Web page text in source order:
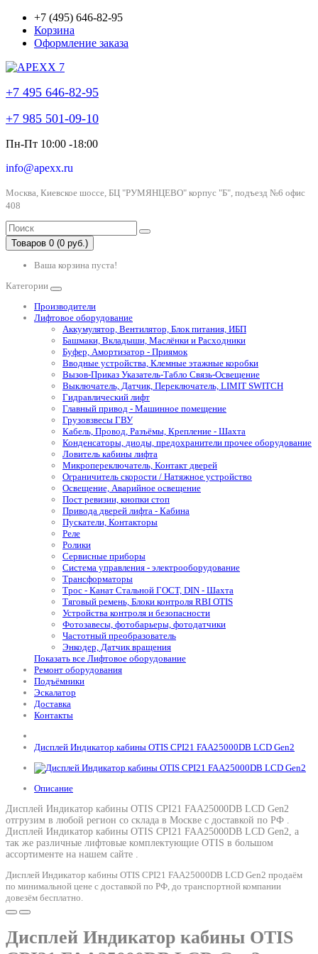
+7 (495) 646-82-95
Корзина
Оформление заказа
+7 495 646-82-95
+7 985 501-09-10
Пн-Пт 10:00 -18:00
info@apexx.ru
Москва, Киевское шоссе, БЦ "РУМЯНЦЕВО" корпус "Б", подъезд №6 офис
408
Товаров 0 (0 руб.)
Ваша корзина пуста!
Категории
Производители
Лифтовое оборудование
Аккумулятор, Вентилятор, Блок питания, ИБП
Башмаки, Вкладыши, Маслёнки и Расходники
Буфер, Амортизатор - Приямок
Вводные устройства, Клемные этажные коробки
Вызов-Приказ Указатель-Табло Связь-Освещение
Выключатель, Датчик, Переключатель, LIMIT SWITCH
Гидравлический лифт
Главный привод - Машинное помещение
Грузовзвесы ГВУ
Кабель, Провод, Разъёмы, Крепление - Шахта
Конденсаторы, диоды, предохранители прочее оборудование
Ловитель кабины лифта
Микропереключатель, Контакт дверей
Ограничитель скорости / Натяжное устройство
Освещение, Аварийное освещение
Пост ревизии, кнопки стоп
Привода дверей лифта - Кабина
Пускатели, Контакторы
Реле
Ролики
Сервисные приборы
Система управления - электрооборудование
Трансформаторы
Трос - Канат Стальной ГОСТ, DIN - Шахта
Тяговый ремень, Блоки контроля RBI OTIS
Устройства контроля и безопасности
Фотозавесы, фотобарьеры, фотодатчики
Частотный преобразователь
Энкодер, Датчик вращения
Показать все Лифтовое оборудование
Ремонт оборудования
Подъёмники
Эскалатор
Доставка
Контакты
Дисплей Индикатор кабины OTIS CPI21 FAA25000DB LCD Gen2
Описание
Дисплей Индикатор кабины OTIS CPI21 FAA25000DB LCD Gen2
отгрузим в любой регион со склада в Москве с доставкой по РФ .
Дисплей Индикатор кабины OTIS CPI21 FAA25000DB LCD Gen2, а
так же различные лифтовые комплектующие OTIS в большом
ассортименте на нашем сайте .
Дисплей Индикатор кабины OTIS CPI21 FAA25000DB LCD Gen2 продаём
по минимальной цене с доставкой по РФ, до транспортной компании
довезём бесплатно.
Дисплей Индикатор кабины OTIS